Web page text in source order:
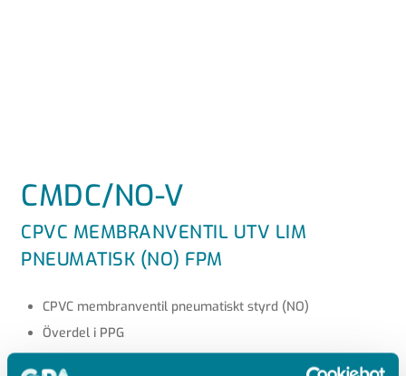
CMDC/NO-V
CPVC MEMBRANVENTIL UTV LIM
PNEUMATISK (NO) FPM
CPVC membranventil pneumatiskt styrd (NO)
Överdel i PPG
Vatten PN6 vid +20 °C